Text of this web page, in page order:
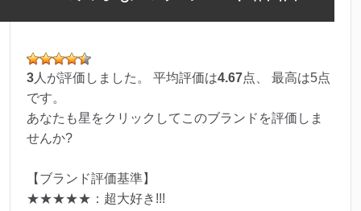
3人が評価しました。 平均評価は4.67点、 最高は5点
です。
あなたも星をクリックしてこのブランドを評価しま
せんか?
【ブランド評価基準】
★★★★★：超大好き!!!